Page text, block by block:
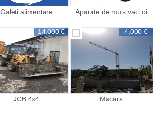
Galeti alimentare
Aparate de muls vaci oi
14,000 €
JCB 4x4
4,000 €
Macara